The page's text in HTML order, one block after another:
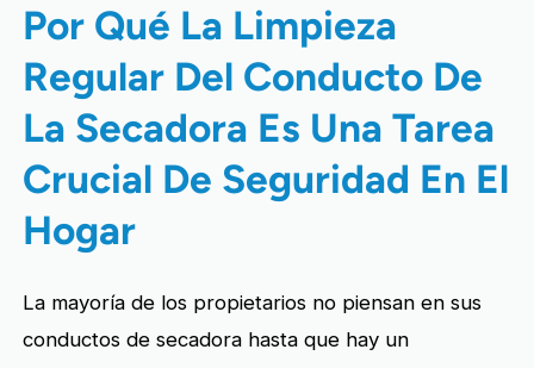
Por Qué La Limpieza
Regular Del Conducto De
La Secadora Es Una Tarea
Crucial De Seguridad En El
Hogar
La mayoría de los propietarios no piensan en sus
conductos de secadora hasta que hay un